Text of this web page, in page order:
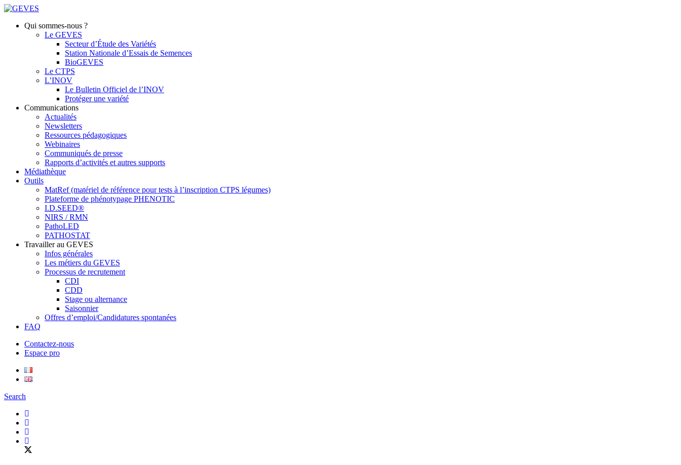
Qui sommes-nous ?
Le GEVES
Secteur d’Étude des Variétés
Station Nationale d’Essais de Semences
BioGEVES
Le CTPS
L’INOV
Le Bulletin Officiel de l’INOV
Protéger une variété
Communications
Actualités
Newsletters
Ressources pédagogiques
Webinaires
Communiqués de presse
Rapports d’activités et autres supports
Médiathèque
Outils
MatRef (matériel de référence pour tests à l’inscription CTPS légumes)
Plateforme de phénotypage PHENOTIC
I.D.SEED®
NIRS / RMN
PathoLED
PATHOSTAT
Travailler au GEVES
Infos générales
Les métiers du GEVES
Processus de recrutement
CDI
CDD
Stage ou alternance
Saisonnier
Offres d’emploi/Candidatures spontanées
FAQ
Contactez-nous
Espace pro
Search